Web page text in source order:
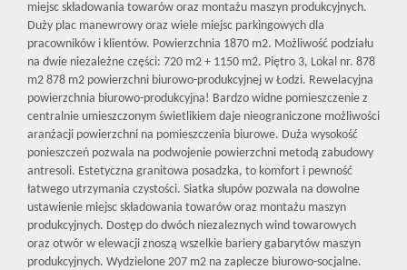
miejsc składowania towarów oraz montażu maszyn produkcyjnych.
Duży plac manewrowy oraz wiele miejsc parkingowych dla
pracowników i klientów. Powierzchnia 1870 m2. Możliwość podziału
na dwie niezależne części: 720 m2 + 1150 m2. Piętro 3, Lokal nr. 878
m2 878 m2 powierzchni biurowo-produkcyjnej w Łodzi. Rewelacyjna
powierzchnia biurowo-produkcyjna! Bardzo widne pomieszczenie z
centralnie umieszczonym świetlikiem daje nieograniczone możliwości
aranżacji powierzchni na pomieszczenia biurowe. Duża wysokość
ponieszczeń pozwala na podwojenie powierzchni metodą zabudowy
antresoli. Estetyczna granitowa posadzka, to komfort i pewność
łatwego utrzymania czystości. Siatka słupów pozwala na dowolne
ustawienie miejsc składowania towarów oraz montażu maszyn
produkcyjnych. Dostęp do dwóch niezaleznych wind towarowych
oraz otwór w elewacji znoszą wszelkie bariery gabarytów maszyn
produkcyjnych. Wydzielone 207 m2 na zaplecze biurowo-socjalne.